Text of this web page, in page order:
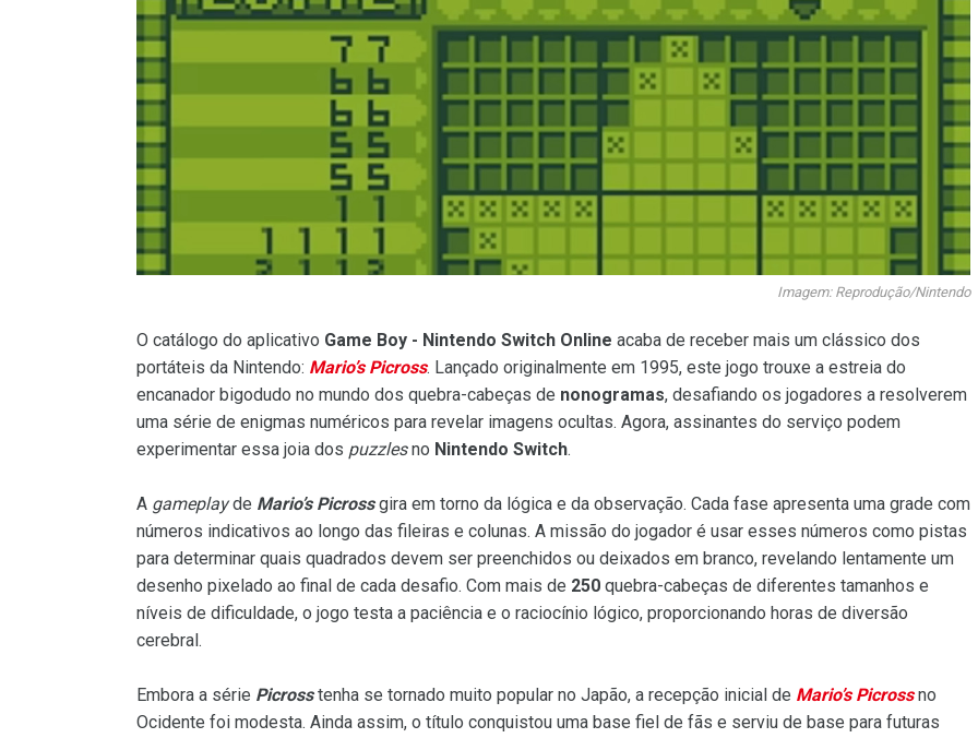
Imagem: Reprodução/Nintendo
O catálogo do aplicativo Game Boy - Nintendo Switch Online acaba de receber mais um clássico dos
portáteis da Nintendo: Mario’s Picross. Lançado originalmente em 1995, este jogo trouxe a estreia do
encanador bigodudo no mundo dos quebra-cabeças de nonogramas, desafiando os jogadores a resolverem
uma série de enigmas numéricos para revelar imagens ocultas. Agora, assinantes do serviço podem
experimentar essa joia dos puzzlesno Nintendo Switch.
A gameplayde Mario’s Picrossgira em torno da lógica e da observação. Cada fase apresenta uma grade com
números indicativos ao longo das fileiras e colunas. A missão do jogador é usar esses números como pistas
para determinar quais quadrados devem ser preenchidos ou deixados em branco, revelando lentamente um
desenho pixelado ao final de cada desafio. Com mais de 250 quebra-cabeças de diferentes tamanhos e
níveis de dificuldade, o jogo testa a paciência e o raciocínio lógico, proporcionando horas de diversão
cerebral.
Embora a série Picrosstenha se tornado muito popular no Japão, a recepção inicial de Mario’s Picrossno
Ocidente foi modesta. Ainda assim, o título conquistou uma base fiel de fãs e serviu de base para futuras